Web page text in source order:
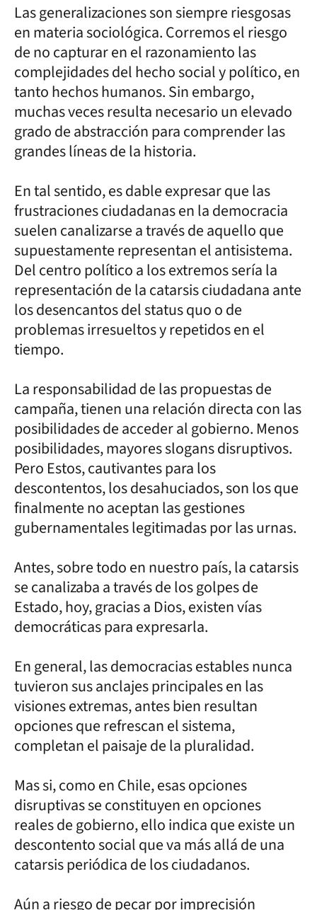
Las generalizaciones son siempre riesgosas
en materia sociológica. Corremos el riesgo
de no capturar en el razonamiento las
complejidades del hecho social y político, en
tanto hechos humanos. Sin embargo,
muchas veces resulta necesario un elevado
grado de abstracción para comprender las
grandes líneas de la historia.
En tal sentido, es dable expresar que las
frustraciones ciudadanas en la democracia
suelen canalizarse a través de aquello que
supuestamente representan el antisistema.
Del centro político a los extremos sería la
representación de la catarsis ciudadana ante
los desencantos del status quo o de
problemas irresueltos y repetidos en el
tiempo.
La responsabilidad de las propuestas de
campaña, tienen una relación directa con las
posibilidades de acceder al gobierno. Menos
posibilidades, mayores slogans disruptivos.
Pero Estos, cautivantes para los
descontentos, los desahuciados, son los que
finalmente no aceptan las gestiones
gubernamentales legitimadas por las urnas.
Antes, sobre todo en nuestro país, la catarsis
se canalizaba a través de los golpes de
Estado, hoy, gracias a Dios, existen vías
democráticas para expresarla.
En general, las democracias estables nunca
tuvieron sus anclajes principales en las
visiones extremas, antes bien resultan
opciones que refrescan el sistema,
completan el paisaje de la pluralidad.
Mas si, como en Chile, esas opciones
disruptivas se constituyen en opciones
reales de gobierno, ello indica que existe un
descontento social que va más allá de una
catarsis periódica de los ciudadanos.
Aún a riesgo de pecar por imprecisión